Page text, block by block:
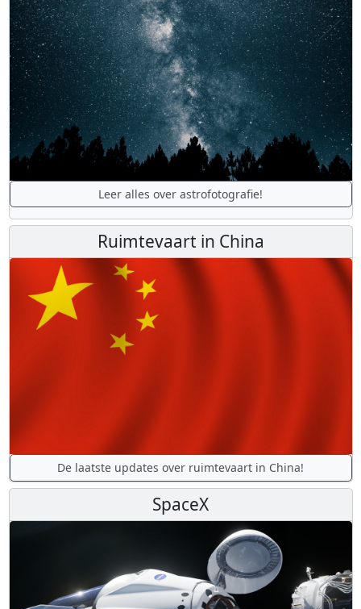
Leer alles over astrofotografie!
Ruimtevaart in China
De laatste updates over ruimtevaart in China!
SpaceX